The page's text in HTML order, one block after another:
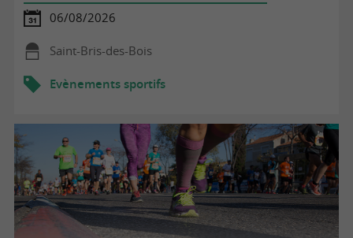
06/08/2026
Saint-Bris-des-Bois
Evènements sportifs